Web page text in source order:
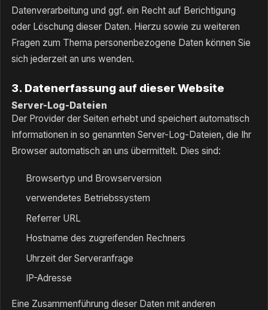
Datenverarbeitung und ggf. ein Recht auf Berichtigung
oder Löschung dieser Daten. Hierzu sowie zu weiteren
Fragen zum Thema personenbezogene Daten können Sie
sich jederzeit an uns wenden.
3. Datenerfassung auf dieser Website
Server-Log-Dateien
Der Provider der Seiten erhebt und speichert automatisch
Informationen in so genannten Server-Log-Dateien, die Ihr
Browser automatisch an uns übermittelt. Dies sind:
Browsertyp und Browserversion
verwendetes Betriebssystem
Referrer URL
Hostname des zugreifenden Rechners
Uhrzeit der Serveranfrage
IP-Adresse
Eine Zusammenführung dieser Daten mit anderen